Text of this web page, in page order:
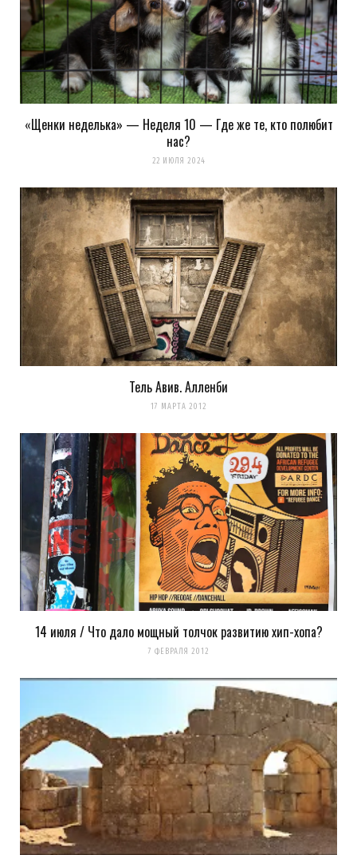
«Щенки неделька» — Неделя 10 — Где же те, кто полюбит
нас?
22 ИЮЛЯ 2024
Тель Авив. Алленби
17 МАРТА 2012
14 июля / Что дало мощный толчок развитию хип-хопа?
7 ФЕВРАЛЯ 2012